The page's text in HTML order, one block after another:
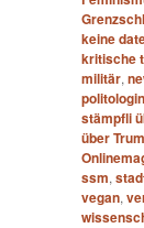
keine
kritische
militär,
politologin
stämpfli
über
ssm,
vegan,